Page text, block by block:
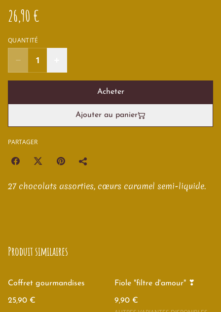
26,90 €
QUANTITÉ
Acheter
Ajouter au panier
PARTAGER
27 chocolats assorties, cœurs caramel semi-liquide.
Produit similaires
Coffret gourmandises
25,90 €
Fiole "filtre d'amour" ❣
9,90 €